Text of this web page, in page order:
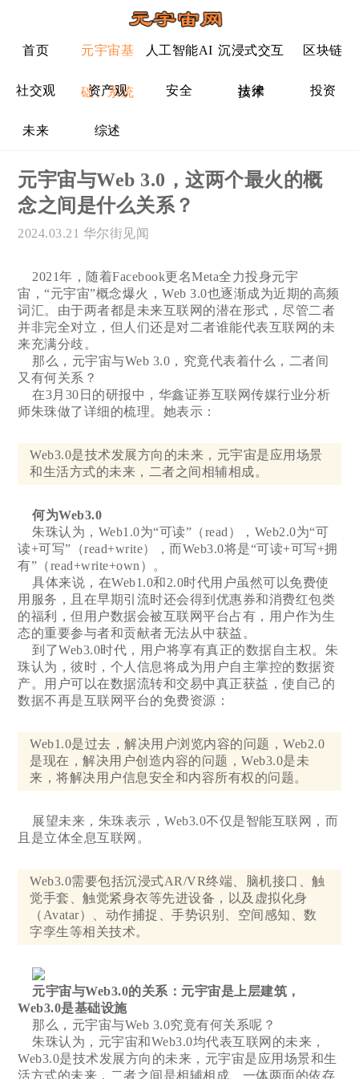
首页 元宇宙基
础、系统
人工智能AI 沉浸式交互
技术
区块链
社交观 资产观 安全 法律 投资
未来 综述
元宇宙与Web 3.0，这两个最火的概
念之间是什么关系？
2024.03.21 华尔街见闻
2021年，随着Facebook更名Meta全力投身元宇
宙，“元宇宙”概念爆火，Web 3.0也逐渐成为近期的高频
词汇。由于两者都是未来互联网的潜在形式，尽管二者
并非完全对立，但人们还是对二者谁能代表互联网的未
来充满分歧。
那么，元宇宙与Web 3.0，究竟代表着什么，二者间
又有何关系？
在3月30日的研报中，华鑫证券互联网传媒行业分析
师朱珠做了详细的梳理。她表示：
Web3.0是技术发展方向的未来，元宇宙是应用场景
和生活方式的未来，二者之间相辅相成。
何为Web3.0
朱珠认为，Web1.0为“可读”（read），Web2.0为“可
读+可写”（read+write），而Web3.0将是“可读+可写+拥
有”（read+write+own）。
具体来说，在Web1.0和2.0时代用户虽然可以免费使
用服务，且在早期引流时还会得到优惠券和消费红包类
的福利，但用户数据会被互联网平台占有，用户作为生
态的重要参与者和贡献者无法从中获益。
到了Web3.0时代，用户将享有真正的数据自主权。朱
珠认为，彼时，个人信息将成为用户自主掌控的数据资
产。用户可以在数据流转和交易中真正获益，使自己的
数据不再是互联网平台的免费资源：
Web1.0是过去，解决用户浏览内容的问题，Web2.0
是现在，解决用户创造内容的问题，Web3.0是未
来，将解决用户信息安全和内容所有权的问题。
展望未来，朱珠表示，Web3.0不仅是智能互联网，而
且是立体全息互联网。
Web3.0需要包括沉浸式AR/VR终端、脑机接口、触
觉手套、触觉紧身衣等先进设备，以及虚拟化身
（Avatar）、动作捕捉、手势识别、空间感知、数
字孪生等相关技术。
元宇宙与Web3.0的关系：元宇宙是上层建筑，
Web3.0是基础设施
那么，元宇宙与Web 3.0究竟有何关系呢？
朱珠认为，元宇宙和Web3.0均代表互联网的未来，
Web3.0是技术发展方向的未来，元宇宙是应用场景和生
活方式的未来，二者之间是相辅相成、一体两面的依存